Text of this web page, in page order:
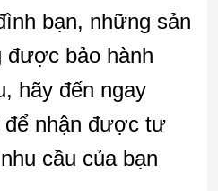
bạn, những sản
được bảo hành
hãy đến ngay
để nhận được tư
cầu của bạn